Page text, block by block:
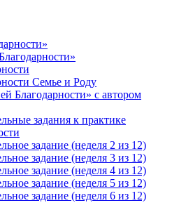
для
Семье и Роду
Благодарности» с автором
задания к практике
задание (неделя 2 из 12)
задание (неделя 3 из 12)
задание (неделя 4 из 12)
задание (неделя 5 из 12)
задание (неделя 6 из 12)